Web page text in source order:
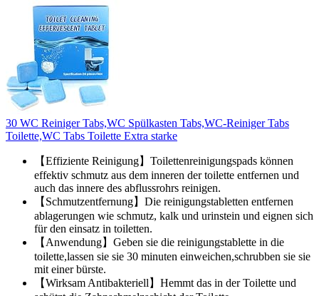
30 WC Reiniger Tabs,WC Spülkasten Tabs,WC-Reiniger Tabs
Toilette,WC Tabs Toilette Extra starke
【Effiziente Reinigung】Toilettenreinigungspads können
effektiv schmutz aus dem inneren der toilette entfernen und
auch das innere des abflussrohrs reinigen.
【Schmutzentfernung】Die reinigungstabletten entfernen
ablagerungen wie schmutz, kalk und urinstein und eignen sich
für den einsatz in toiletten.
【Anwendung】Geben sie die reinigungstablette in die
toilette,lassen sie sie 30 minuten einweichen,schrubben sie sie
mit einer bürste.
【Wirksam Antibakteriell】Hemmt das in der Toilette und